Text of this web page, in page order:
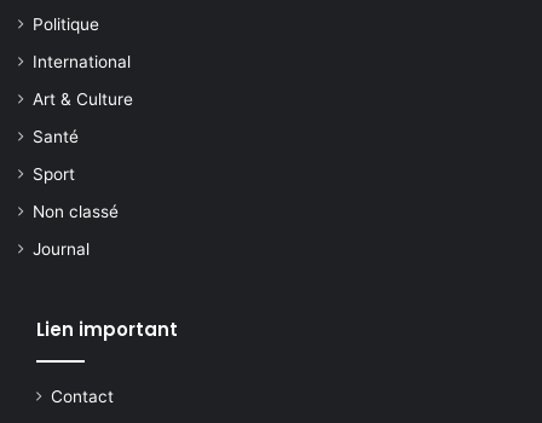
Politique
International
Art & Culture
Santé
Sport
Non classé
Journal
Lien important
Contact